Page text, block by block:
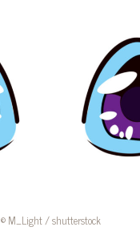
© M_Light / shutterstock